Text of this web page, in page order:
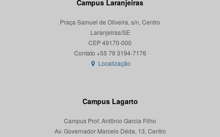
Campus Laranjeiras
Praça Samuel de Oliveira, s/n, Centro
Laranjeiras/SE
CEP 49170-000
Localização
Campus Lagarto
Campus Prof. Antônio Garcia Filho
Av. Governador Marcelo Déda, 13, Centro